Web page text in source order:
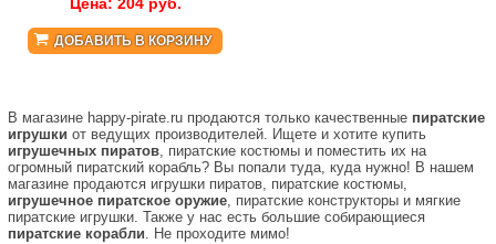
ДОБАВИТЬ В КОРЗИНУ
В магазине happy-pirate.ru продаются только качественные пиратские
игрушки от ведущих производителей. Ищете и хотите купить
игрушечных пиратов, пиратские костюмы и поместить их на
огромный пиратский корабль? Вы попали туда, куда нужно! В нашем
магазине продаются игрушки пиратов, пиратские костюмы,
игрушечное пиратское оружие, пиратские конструкторы и мягкие
пиратские игрушки. Также у нас есть большие собирающиеся
пиратские корабли. Не проходите мимо!